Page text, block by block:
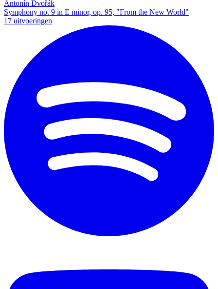
Antonín Dvořák
Symphony no. 9 in E minor, op. 95, "From the New World"
17 uitvoeringen